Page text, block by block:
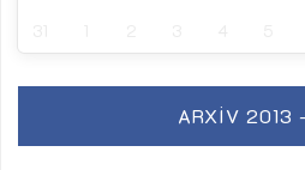
ARXIV 2013